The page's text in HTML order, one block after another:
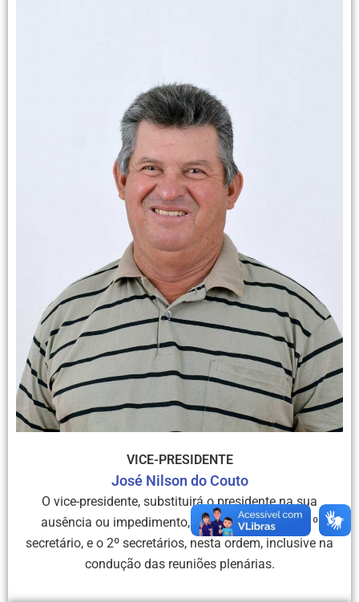
VICE-PRESIDENTE
José Nilson do Couto
O vice-presidente, substituirá o presidente na sua
ausência ou impedimento, e, na falta destes, o 1º
secretário, e o 2º secretários, nesta ordem, inclusive na
condução das reuniões plenárias.